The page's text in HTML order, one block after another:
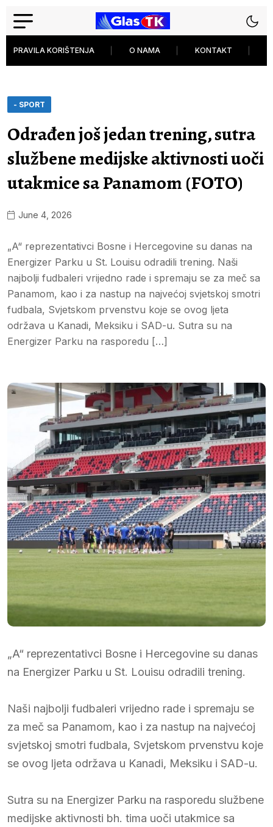
PRAVILA KORIŠTENJA O NAMA KONTAKT
- SPORT
Odrađen još jedan trening, sutra
službene medijske aktivnosti uoči
utakmice sa Panamom (FOTO)
June 4, 2026
„A“ reprezentativci Bosne i Hercegovine su danas na
Energizer Parku u St. Louisu odradili trening. Naši
najbolji fudbaleri vrijedno rade i spremaju se za meč sa
Panamom, kao i za nastup na najvećoj svjetskoj smotri
fudbala, Svjetskom prvenstvu koje se ovog ljeta
održava u Kanadi, Meksiku i SAD-u. Sutra su na
Energizer Parku na rasporedu […]
„A“ reprezentativci Bosne i Hercegovine su danas
na Energizer Parku u St. Louisu odradili trening.
Naši najbolji fudbaleri vrijedno rade i spremaju se
za meč sa Panamom, kao i za nastup na najvećoj
svjetskoj smotri fudbala, Svjetskom prvenstvu koje
se ovog ljeta održava u Kanadi, Meksiku i SAD-u.
Sutra su na Energizer Parku na rasporedu službene
medijske aktivnosti bh. tima uoči utakmice sa